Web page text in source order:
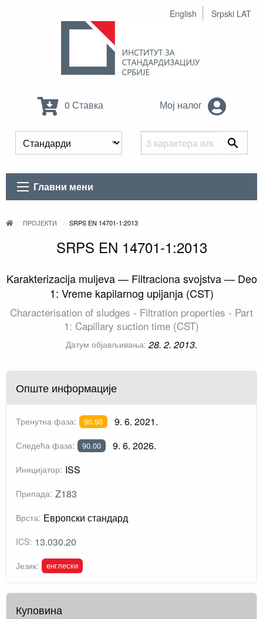
English Srpski LAT
0 Ставка Мој налог
Главни мени
ПРОЈЕКТИ SRPS EN 14701-1:2013
SRPS EN 14701-1:2013
Karakterizacija muljeva — Filtraciona svojstva — Deo
1: Vreme kapilarnog upijanja (CST)
Characterisation of sludges - Filtration properties - Part
1: Capillary suction time (CST)
Датум објављивања: 28. 2. 2013.
Опште информације
Тренутна фаза: 90.93 9. 6. 2021.
Следећа фаза: 90.00 9. 6. 2026.
Иницијатор: ISS
Припада: Z183
Врста: Европски стандард
ICS: 13.030.20
Језик: енглески
Куповина